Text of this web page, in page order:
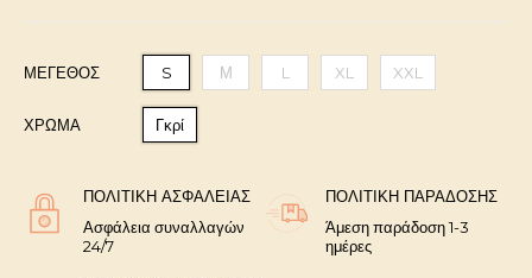
ΜΈΓΕΘΟΣ S Μ L XL XXL
ΧΡΩΜΑ Γκρί
ΠΟΛΙΤΙΚΉ ΑΣΦΑΛΕΊΑΣ
Ασφάλεια συναλλαγών
24/7
ΠΟΛΙΤΙΚΉ ΠΑΡΆΔΟΣΗΣ
Άμεση παράδοση 1-3
ημέρες